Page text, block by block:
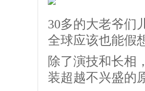
30多的大老爷们
全球应该也能假
除了演技和长相
装超越不兴盛的